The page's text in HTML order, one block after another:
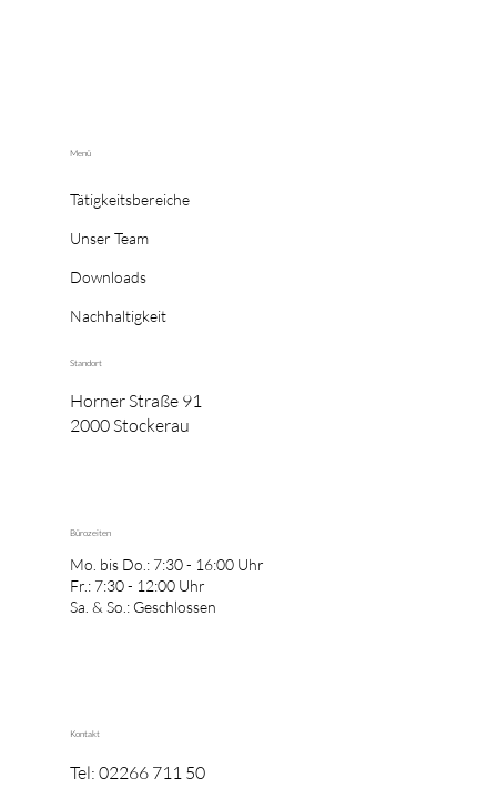
Menü
Tätigkeitsbereiche
Unser Team
Downloads
Nachhaltigkeit
Standort
Horner Straße 91
2000 Stockerau
Bürozeiten
Mo. bis Do.: 7:30 - 16:00 Uhr
Fr.: 7:30 - 12:00 Uhr
Sa. & So.: Geschlossen
Kontakt
Tel: 02266 711 50